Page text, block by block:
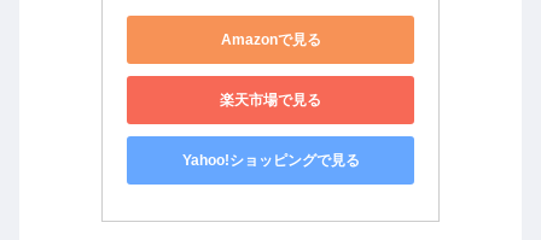
Amazonで見る
楽天市場で見る
Yahoo!ショッピングで見る